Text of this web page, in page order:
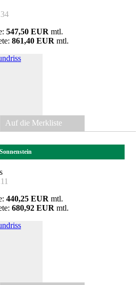
547,50 EUR mtl.
861,40 EUR mtl.
Auf die Merkliste
440,25 EUR mtl.
680,92 EUR mtl.